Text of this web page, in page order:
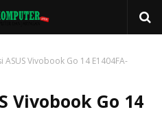
ASUS Vivobook Go 14 E1404FA-
Vivobook Go 14